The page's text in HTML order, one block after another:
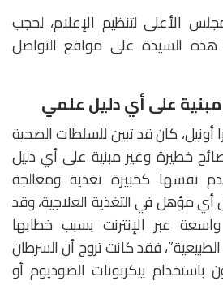
الأعلى لتنظيم الإعلام، لحجب
هذه السيدة على مواقع التواصل
على أي دليل علمي
أونيل، كان قد تبين للسلطات الصحية
خطيرة وغير مبنية على أي دليل
نفسها كخبيرة تغذية ومعالجة
أي مؤهل في التغذية العلاجية، وقد
عبر الإنترنت بسبب خطابها
فقد كانت تروج أن السرطان
باستخدام بيكربونات الصوديوم أو